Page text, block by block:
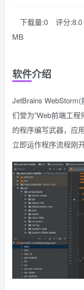
下载量:0 评分:8.0
MB
软件介绍
JetBrains
们誉为”Web前端工程
的程序编写武器，应
立即运作程序流程刚